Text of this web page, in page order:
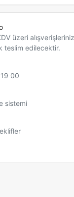
üzeri alışverişleriniz
teslim edilecektir.
00
sistemi